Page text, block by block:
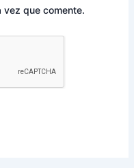
vez que comente.